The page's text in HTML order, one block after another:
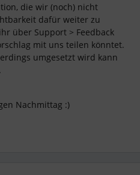
die wir (noch) nicht
dafür weiter zu
über Support > Feedback
mit uns teilen könntet.
umgesetzt wird kann
Nachmittag :)